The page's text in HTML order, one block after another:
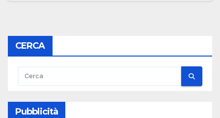
CERCA
Pubblicità